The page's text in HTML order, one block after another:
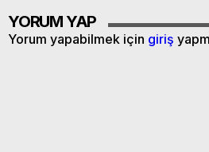
YORUM YAP
Yorum yapabilmek için giriş